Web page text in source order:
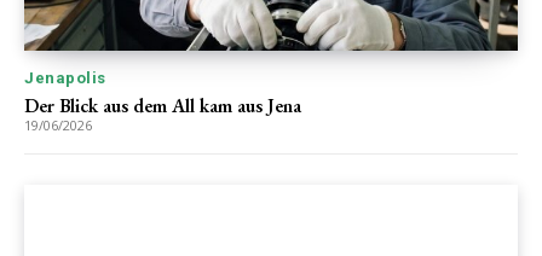
Jenapolis
Der Blick aus dem All kam aus Jena
19/06/2026